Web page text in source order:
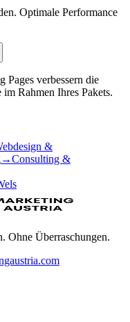
Optimale Performance
verbessern die
Rahmen Ihres Pakets.
&
→Consulting &
Ohne Überraschungen.